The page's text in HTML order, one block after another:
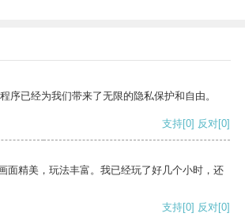
序已经为我们带来了无限的隐私保护和自由。
支持[0] 反对[0]
面精美，玩法丰富。我已经玩了好几个小时，还
支持[0] 反对[0]